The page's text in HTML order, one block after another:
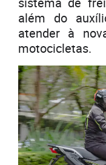
além do
atender à
motocicletas.